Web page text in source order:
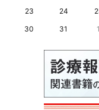
23
24
30
31 1